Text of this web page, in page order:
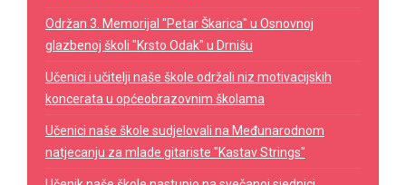
Održan 3. Memorijal "Petar Škarica" u Osnovnoj
glazbenoj školi "Krsto Odak" u Drnišu
Učenici i učitelji naše škole održali niz motivacijskih
koncerata u općeobrazovnim školama
Učenici naše škole sudjelovali na Međunarodnom
natjecanju za mlade gitariste "Kastav Strings"